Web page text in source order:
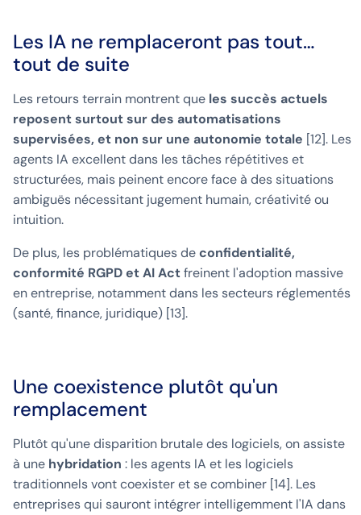
Les IA ne remplaceront pas tout…
tout de suite
Les retours terrain montrent que les succès actuels
reposent surtout sur des automatisations
supervisées, et non sur une autonomie totale [12]. Les
agents IA excellent dans les tâches répétitives et
structurées, mais peinent encore face à des situations
ambiguës nécessitant jugement humain, créativité ou
intuition.
De plus, les problématiques deconfidentialité,
conformité RGPD et AI Actfreinent l'adoption massive
en entreprise, notamment dans les secteurs réglementés
(santé, finance, juridique) [13].
Une coexistence plutôt qu'un
remplacement
Plutôt qu'une disparition brutale des logiciels, on assiste
à une hybridation : les agents IA et les logiciels
traditionnels vont coexister et se combiner [14]. Les
entreprises qui sauront intégrer intelligemment l'IA dans